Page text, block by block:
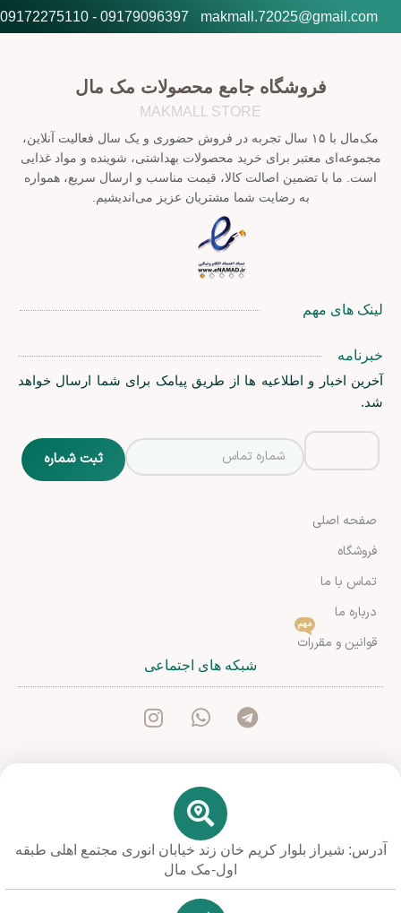
makmall.72025@gmail.com
09179096397 - 09172275110
فروشگاه جامع محصولات مک مال
MAKMALL STORE
مک‌مال با ۱۵ سال تجربه در فروش حضوری و یک سال فعالیت آنلاین،
مجموعه‌ای معتبر برای خرید محصولات بهداشتی، شوینده و مواد غذایی
است. ما با تضمین اصالت کالا، قیمت مناسب و ارسال سریع، همواره
به رضایت شما مشتریان عزیز می‌اندیشیم.
لینک های مهم
خبرنامه
آخرین اخبار و اطلاعیه ها از طریق پیامک برای شما ارسال خواهد
شد.
صفحه اصلی
فروشگاه
تماس با ما
درباره ما
قوانین و مقررات
مهم
شبکه های اجتماعی
آدرس: شیراز بلوار کریم خان زند خیابان انوری مجتمع اهلی طبقه
اول-مک مال